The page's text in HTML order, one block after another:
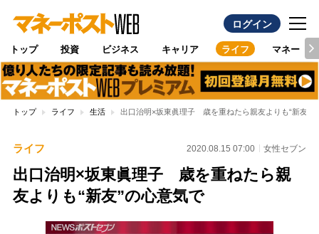
ログイン
トップ 投資 ビジネス キャリア ライフ マネー
トップ ライフ 生活 出口治明×坂東眞理子 歳を重ねたら親友よりも“新友”
ライフ 2020.08.15 07:00 女性セブン
出口治明×坂東眞理子 歳を重ねたら親
友よりも“新友”の心意気で